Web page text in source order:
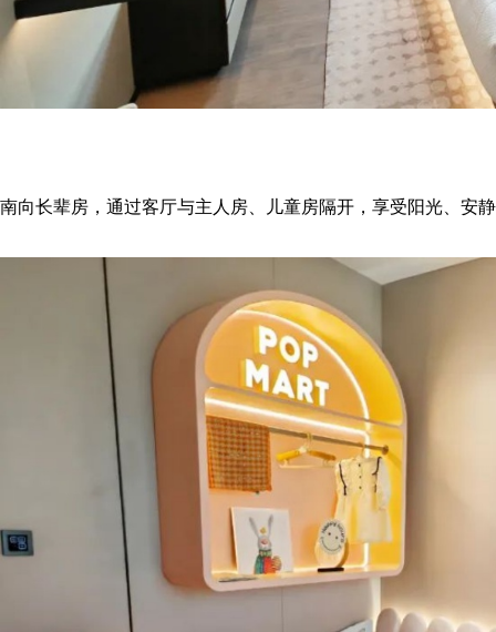
南向长辈房，通过客厅与主人房、儿童房隔开，享受阳光、安